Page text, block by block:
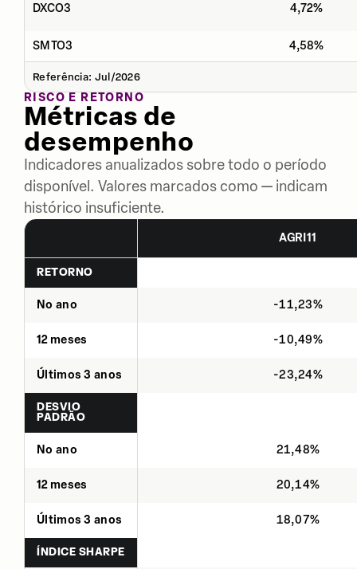
DXCO3 4,72%
SMTO3 4,58%
Referência: Jul/2026
RISCO E RETORNO
Métricas de
desempenho
Indicadores anualizados sobre todo o período
disponível. Valores marcados como — indicam
histórico insuficiente.
AGRI11
RETORNO
No ano -11,23%
12 meses -10,49%
Últimos 3 anos -23,24%
DESVIO
PADRÃO
No ano 21,48%
12 meses 20,14%
Últimos 3 anos 18,07%
ÍNDICE SHARPE